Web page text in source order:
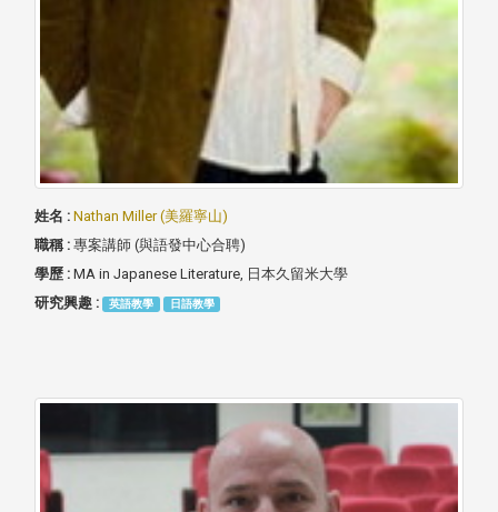
姓名 : Nathan Miller (美羅寧山)
職稱 : 專案講師 (與語發中心合聘)
學歷 : MA in Japanese Literature, 日本久留米大學
研究興趣 :
英語教學 日語教學